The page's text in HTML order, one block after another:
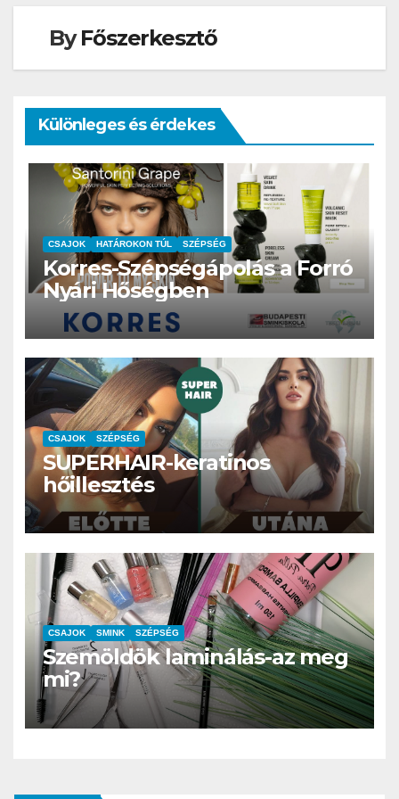
ByFőszerkesztő
Különleges és érdekes
CSAJOK HATÁROKON TÚL SZÉPSÉG
Korres-Szépségápolás a Forró
Nyári Hőségben
CSAJOK SZÉPSÉG
SUPERHAIR-keratinos
hőillesztés
CSAJOK SMINK SZÉPSÉG
Szemöldök laminálás-az meg
mi?